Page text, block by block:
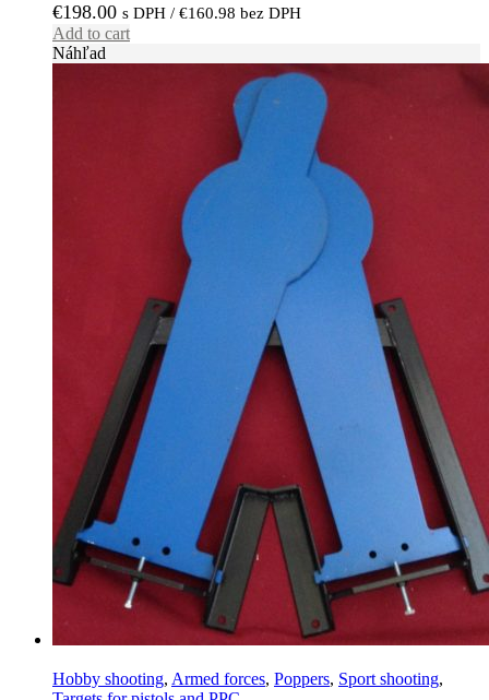
€198.00 s DPH / €160.98 bez DPH
Add to cart
Náhľad
Hobby shooting, Armed forces, Poppers, Sport shooting,